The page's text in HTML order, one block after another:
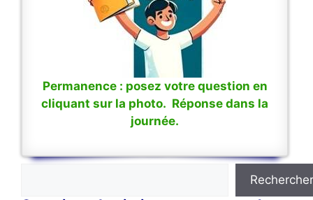
Permanence : posez votre question en
cliquant sur la photo. Réponse dans la
journée.
Rechercher